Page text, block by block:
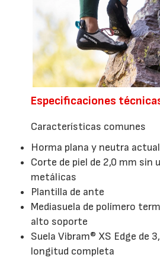
Especificaciones
Características comunes
Horma plana y neutra
Corte de piel de 2,0 mm sin
metálicas
Plantilla de ante
Mediasuela de polímero
alto soporte
Suela Vibram® XS Edge de
longitud completa